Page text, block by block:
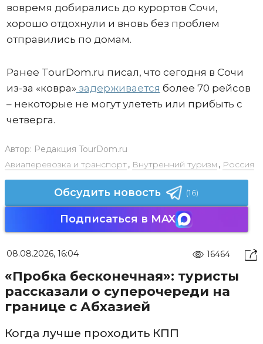
вовремя добирались до курортов Сочи,
хорошо отдохнули и вновь без проблем
отправились по домам.
Ранее TourDom.ru писал, что сегодня в Сочи
из-за «ковра» задерживается более 70 рейсов
– некоторые не могут улететь или прибыть с
четверга.
Автор: Редакция TourDom.ru
Авиаперевозка и транспорт, Внутренний туризм , Россия
Обсудить новость (16)
Подписаться в MAX
08.08.2026, 16:04 16464
«Пробка бесконечная»: туристы
рассказали о суперочереди на
границе с Абхазией
Когда лучше проходить КПП